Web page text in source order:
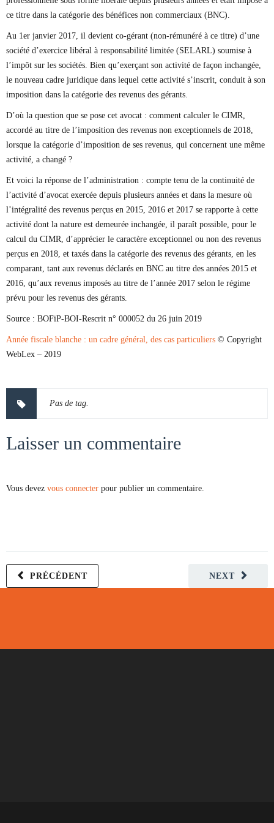
ce titre dans la catégorie des bénéfices non commerciaux (BNC).
Au 1er janvier 2017, il devient co-gérant (non-rémunéré à ce titre) d’une
société d’exercice libéral à responsabilité limitée (SELARL) soumise à
l’impôt sur les sociétés. Bien qu’exerçant son activité de façon inchangée,
le nouveau cadre juridique dans lequel cette activité s’inscrit, conduit à son
imposition dans la catégorie des revenus des gérants.
D’où la question que se pose cet avocat : comment calculer le CIMR,
accordé au titre de l’imposition des revenus non exceptionnels de 2018,
lorsque la catégorie d’imposition de ses revenus, qui concernent une même
activité, a changé ?
Et voici la réponse de l’administration : compte tenu de la continuité de
l’activité d’avocat exercée depuis plusieurs années et dans la mesure où
l’intégralité des revenus perçus en 2015, 2016 et 2017 se rapporte à cette
activité dont la nature est demeurée inchangée, il paraît possible, pour le
calcul du CIMR, d’apprécier le caractère exceptionnel ou non des revenus
perçus en 2018, et taxés dans la catégorie des revenus des gérants, en les
comparant, tant aux revenus déclarés en BNC au titre des années 2015 et
2016, qu’aux revenus imposés au titre de l’année 2017 selon le régime
prévu pour les revenus des gérants.
Source : BOFiP-BOI-Rescrit n° 000052 du 26 juin 2019
Année fiscale blanche : un cadre général, des cas particuliers © Copyright
WebLex – 2019
Pas de tag.
Laisser un commentaire
Vous devez vous connecter pour publier un commentaire.
NEXT
PRÉCÉDENT